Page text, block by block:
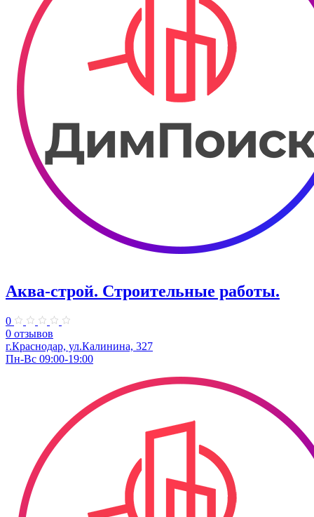
Аква-строй. Строительные работы.
0
0 отзывов
г.Краснодар, ул.Калинина, 327
Пн-Вс 09:00-19:00